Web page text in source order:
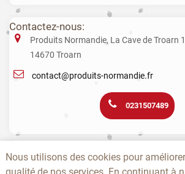
Contactez-nous:
Produits Normandie, La Cave de Troarn
14670 Troarn
contact@produits-normandie.fr
0231507489
Nous utilisons des cookies pour
pour la santé. La consommation de boissons
grossesse, même en faible quantité, peut avoir